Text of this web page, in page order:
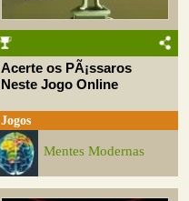
Acerte os PÃ¡ssaros
Neste Jogo Online
Jogos
Mentes Modernas